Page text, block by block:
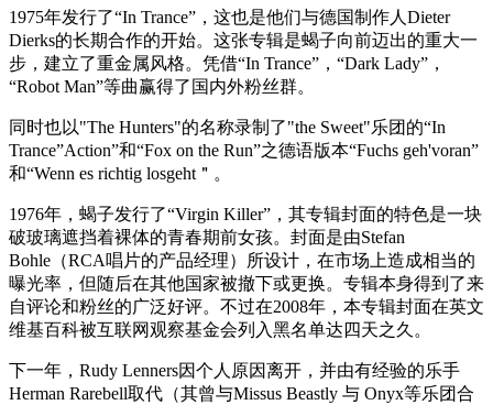
1975年发行了“In Trance”，这也是他们与德国制作人Dieter
Dierks的长期合作的开始。这张专辑是蝎子向前迈出的重大一
步，建立了重金属风格。凭借“In Trance”，“Dark Lady”，
“Robot Man”等曲赢得了国内外粉丝群。
同时也以"The Hunters"的名称录制了"the Sweet"乐团的“In
Trance”Action”和“Fox on the Run”之德语版本“Fuchs geh'voran”
和“Wenn es richtig losgeht＂。
1976年，蝎子发行了“Virgin Killer”，其专辑封面的特色是一块
破玻璃遮挡着裸体的青春期前女孩。封面是由Stefan
Bohle（RCA唱片的产品经理）所设计，在市场上造成相当的
曝光率，但随后在其他国家被撤下或更换。专辑本身得到了来
自评论和粉丝的广泛好评。不过在2008年，本专辑封面在英文
维基百科被互联网观察基金会列入黑名单达四天之久。
下一年，Rudy Lenners因个人原因离开，并由有经验的乐手
Herman Rarebell取代（其曾与Missus Beastly 与 Onyx等乐团合